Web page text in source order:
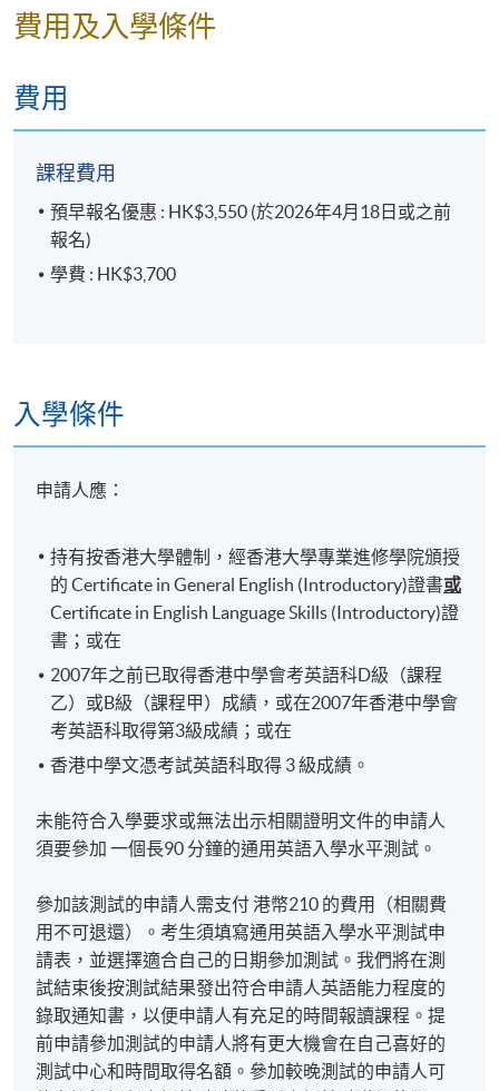
修業期
每講3小時
費用及入學條件
費用
課程費用
預早報名優惠 : HK$3,550 (於2026年4月18日或之前
報名)
學費 : HK$3,700
入學條件
申請人應：
持有按香港大學體制，經香港大學專業進修學院頒授
的 Certificate in General English (Introductory)證書或
Certificate in English Language Skills (Introductory)證
書；或在
2007年之前已取得香港中學會考英語科D級（課程
乙）或B級（課程甲）成績，或在2007年香港中學會
考英語科取得第3級成績；或在
香港中學文憑考試英語科取得 3 級成績。
未能符合入學要求或無法出示相關證明文件的申請人
須要參加 一個長90 分鐘的通用英語入學水平測試。
參加該測試的申請人需支付 港幣210 的費用（相關費
用不可退還）。考生須填寫通用英語入學水平測試申
請表，並選擇適合自己的日期參加測試。我們將在測
試結束後按測試結果發出符合申請人英語能力程度的
錄取通知書，以便申請人有充足的時間報讀課程。提
前申請參加測試的申請人將有更大機會在自己喜好的
測試中心和時間取得名額。參加較晚測試的申請人可